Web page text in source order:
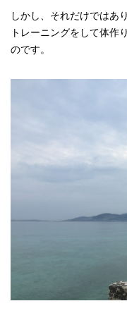
しかし、それだけではあ
トレーニングをして体作
のです。